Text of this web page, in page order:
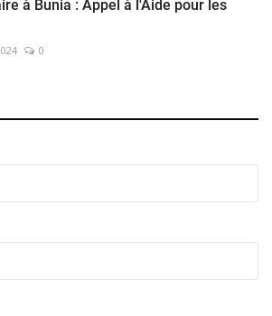
à Bunia : Appel à l'Aide pour les
0